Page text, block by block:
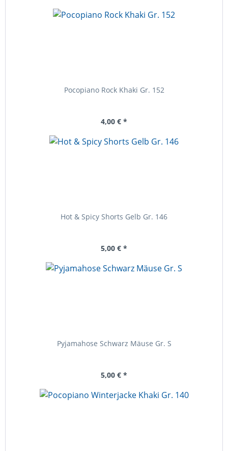
Pocopiano Rock Khaki Gr. 152
4,00 € *
Hot & Spicy Shorts Gelb Gr. 146
5,00 € *
Pyjamahose Schwarz Mäuse Gr. S
5,00 € *